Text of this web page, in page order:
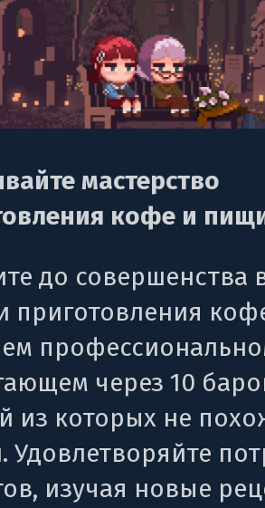
мастерство
кофе и
до совершенства
приготовления
через 10
из которых не
Удовлетворяйте
изучая новые